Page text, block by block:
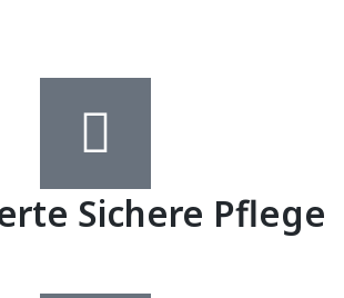
Sichere Pflege